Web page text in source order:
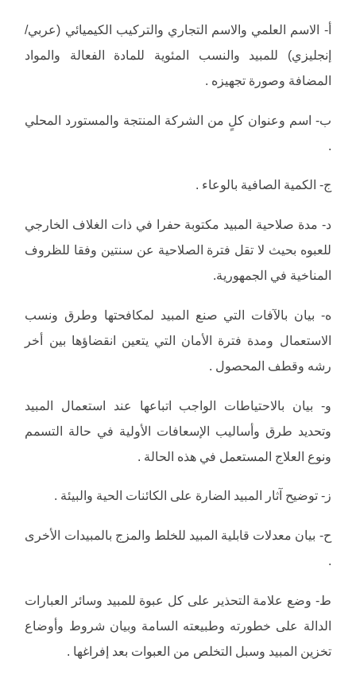
‌أ- الاسم العلمي والاسم التجاري والتركيب الكيميائي (عربي/
إنجليزي) للمبيد والنسب المئوية للمادة الفعالة والمواد
المضافة وصورة تجهيزه .
‌ب- اسم وعنوان كلٍ من الشركة المنتجة والمستورد المحلي
‌ج- الكمية الصافية بالوعاء .
‌د- مدة صلاحية المبيد مكتوبة حفرا في ذات الغلاف الخارجي
للعبوه بحيث لا تقل فترة الصلاحية عن سنتين وفقا للظروف
المناخية في الجمهورية.
‌ه- بيان بالآفات التي صنع المبيد لمكافحتها وطرق ونسب
الاستعمال ومدة فترة الأمان التي يتعين انقضاؤها بين أخر
رشه وقطف المحصول .
‌و- بيان بالاحتياطات الواجب اتباعها عند استعمال المبيد
وتحديد طرق وأساليب الإسعافات الأولية في حالة التسمم
ونوع العلاج المستعمل في هذه الحالة .
‌ز- توضيح آثار المبيد الضارة على الكائنات الحية والبيئة .
‌ح- بيان معدلات قابلية المبيد للخلط والمزج بالمبيدات الأخرى
.
‌ط- وضع علامة التحذير على كل عبوة للمبيد وسائر العبارات
الدالة على خطورته وطبيعته السامة وبيان شروط وأوضاع
تخزين المبيد وسبل التخلص من العبوات بعد إفراغها .